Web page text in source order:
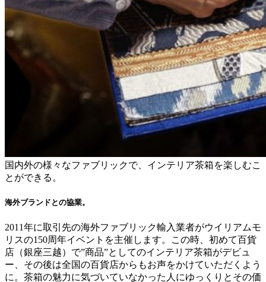
国内外の様々なファブリックで、インテリア茶箱を楽しむこ
とができる。
海外ブランドとの協業。
2011年に取引先の海外ファブリック輸入業者がウイリアムモ
リスの150周年イベントを主催します。この時、初めて百貨
店（銀座三越）で”商品”としてのインテリア茶箱がデビュ
ー、その後は全国の百貨店からもお声をかけていただくよう
に。茶箱の魅力に気づいていなかった人にゆっくりとその価